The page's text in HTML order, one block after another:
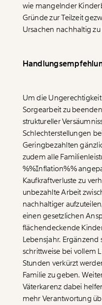
wie mangelnder
Gründe zur Teilzeit
Ursachen nachhaltig
Um die
Sorgearbeit zu
struktureller
Schlechterstellungen
Geringbezahlten
zudem alle
%%Inflation%%
Kaufkraftverluste zu
unbezahlte Arbeit
nachhaltiger
einen gesetzlichen
flächendeckende
Lebensjahr.
schrittweise bei vollem
Stunden verkürzt
Familie zu geben.
Väterkarenz dabei
mehr Verantwortung